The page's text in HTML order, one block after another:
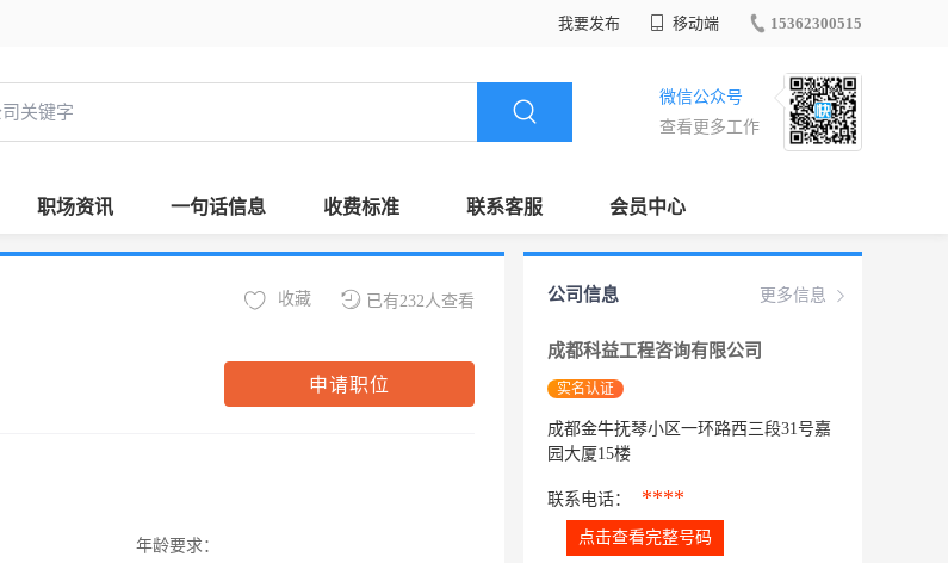
我要发布 移动端 15362300515
微信公众号
查看更多工作
职场资讯 一句话信息 收费标准 联系客服 会员中心
已有232人查看
收藏
申请职位
年龄要求：
更多信息
公司信息
成都科益工程咨询有限公司
实名认证
成都金牛抚琴小区一环路西三段31号嘉
园大厦15楼
联系电话： ****
点击查看完整号码